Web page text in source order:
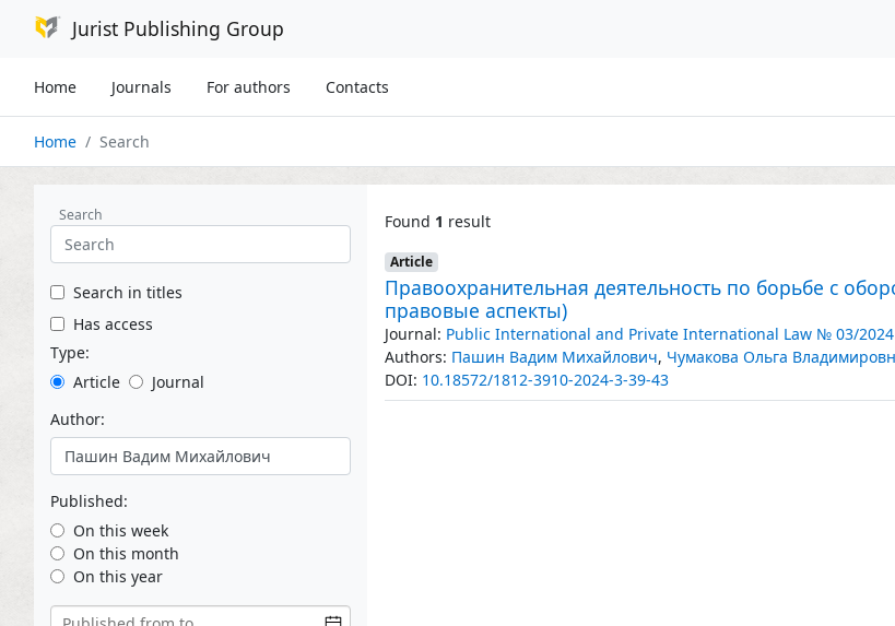
Jurist Publishing Group
Home Journals For authors Contacts
Home Search
Search
Search in titles
Has access
Type:
Article
Journal
Author:
Published:
On this week
On this month
On this year
Found 1 result
Article
Правоохранительная деятельность по борьбе с
правовые аспекты)
Journal: Public International and Private International Law № 03/2024
Authors: Пашин Вадим Михайлович, Чумакова Ольга
DOI: 10.18572/1812-3910-2024-3-39-43